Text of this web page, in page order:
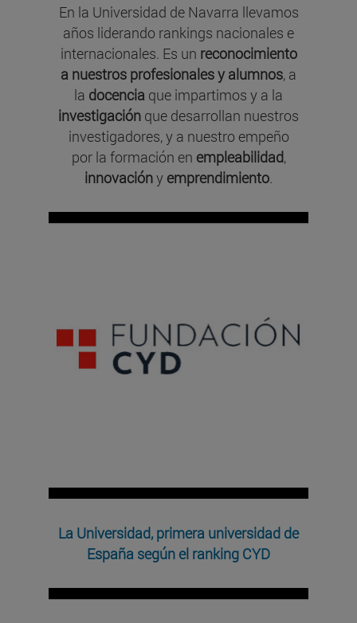
En la Universidad de Navarra llevamos
años liderando rankings nacionales e
internacionales. Es un reconocimiento
a nuestros profesionales y alumnos, a
la docencia que impartimos y a la
investigación que desarrollan nuestros
investigadores, y a nuestro empeño
por la formación en empleabilidad,
innovacióny emprendimiento.
La Universidad, primera universidad de
España según el ranking CYD